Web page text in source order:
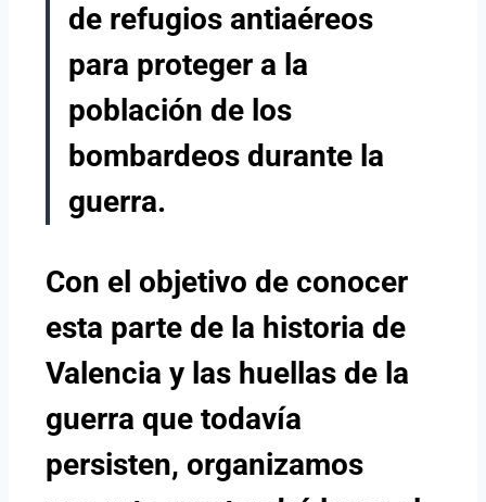
de refugios antiaéreos
para proteger a la
población de los
bombardeos durante la
guerra.
Con el objetivo de conocer
esta parte de la historia de
Valencia y las huellas de la
guerra que todavía
persisten, organizamos